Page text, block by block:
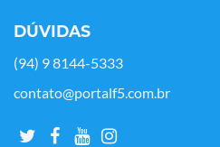
DÚVIDAS
(94) 9 8144-5333
contato@portalf5.com.br